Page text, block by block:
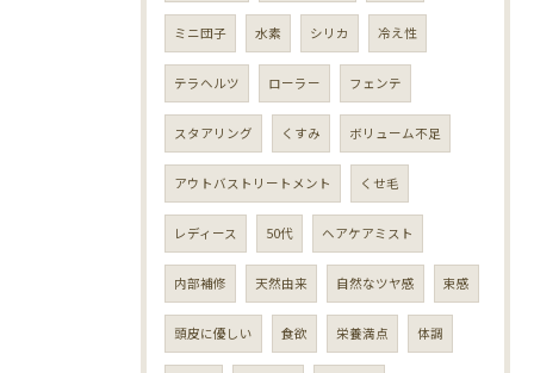
ミニ団子 水素 シリカ 冷え性
テラヘルツ ローラー フェンテ
スタアリング くすみ ボリューム不足
アウトバストリートメント くせ毛
レディース 50代 ヘアケアミスト
内部補修 天然由来 自然なツヤ感 束感
頭皮に優しい 食欲 栄養満点 体調